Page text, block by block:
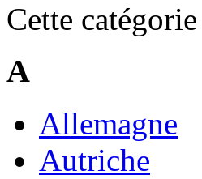
Cette
A
Allemagne
Autriche